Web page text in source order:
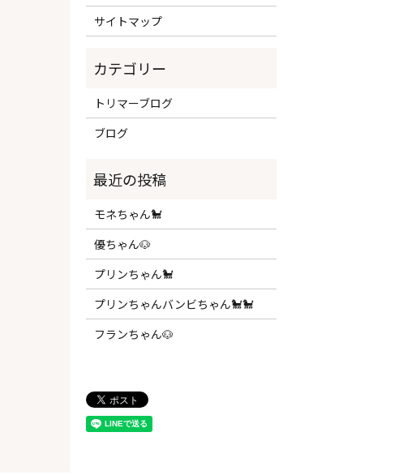
サイトマップ
トリマーブログ
ブログ
モネちゃん🐩
優ちゃん🐶
プリンちゃん🐩
プリンちゃんバンビちゃん🐩🐩
フランちゃん🐶